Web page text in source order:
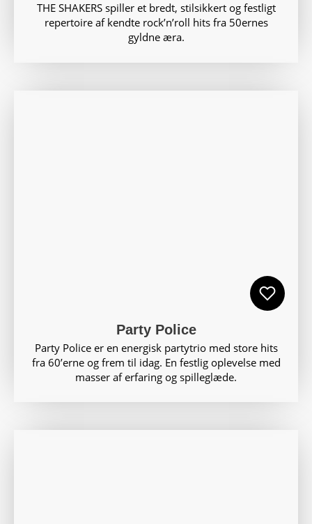
THE SHAKERS spiller et bredt, stilsikkert og festligt
repertoire af kendte rock’n’roll hits fra 50ernes
gyldne æra.
Party Police
Party Police er en energisk partytrio med store hits
fra 60’erne og frem til idag. En festlig oplevelse med
masser af erfaring og spilleglæde.